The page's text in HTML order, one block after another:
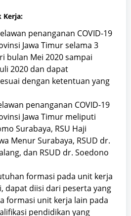
Kerja:
penanganan COVID-19
Jawa Timur selama 3
bulan Mei 2020 sampai
2020 dan dapat
dengan ketentuan yang
penanganan COVID-19
Jawa Timur meliputi
Surabaya, RSU Haji
Menur Surabaya, RSUD dr.
dan RSUD dr. Soedono
formasi pada unit kerja
dapat diisi dari peserta yang
formasi unit kerja lain pada
pendidikan yang